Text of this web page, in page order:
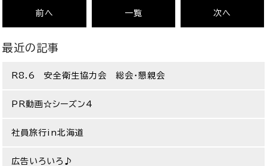
前へ 一覧 次へ
最近の記事
R8.6 安全衛生協力会 総会・懇親会
PR動画☆シーズン4
社員旅行in北海道
広告いろいろ♪